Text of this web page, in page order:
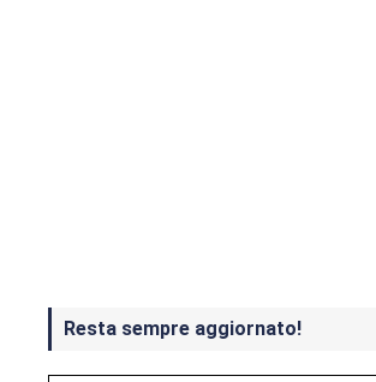
Resta sempre aggiornato!